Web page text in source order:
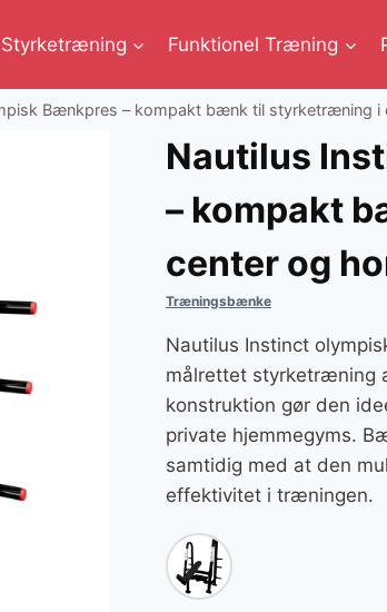
Styrketræning Funktionel Træning
Bænkpres – kompakt bænk til styrketræning i
Nautilus
– kompakt
center og
Træningsbænke
Nautilus Instinct
målrettet styrketræning
konstruktion gør den
private hjemmegyms.
samtidig med at den
effektivitet i træningen.